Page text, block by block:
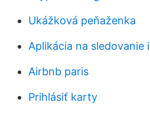
Ukážková peňaženka
Aplikácia na sledovanie
Airbnb paris
Prihlásiť karty